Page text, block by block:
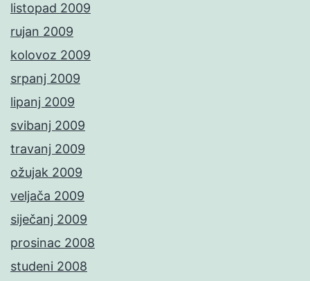
listopad 2009
rujan 2009
kolovoz 2009
srpanj 2009
lipanj 2009
svibanj 2009
travanj 2009
ožujak 2009
veljača 2009
siječanj 2009
prosinac 2008
studeni 2008